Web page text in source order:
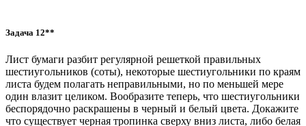
Задача 12**
Лист бумаги разбит регулярной решеткой правильных
шестиугольников (соты), некоторые шестиугольники по краям
листа будем полагать неправильными, но по меньшей мере
один влазит целиком. Вообразите теперь, что шестиугольники
беспорядочно раскрашены в черный и белый цвета. Докажите
что существует черная тропинка сверху вниз листа, либо белая